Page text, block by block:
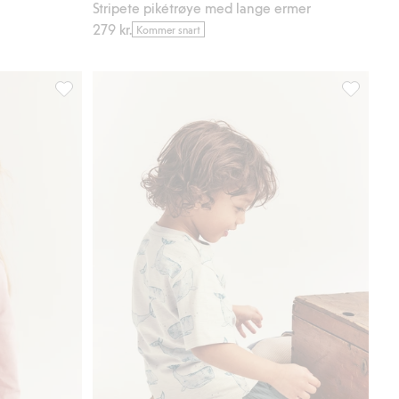
Stripete pikétrøye med lange ermer
279 kr. Kommer snart
i favoriter